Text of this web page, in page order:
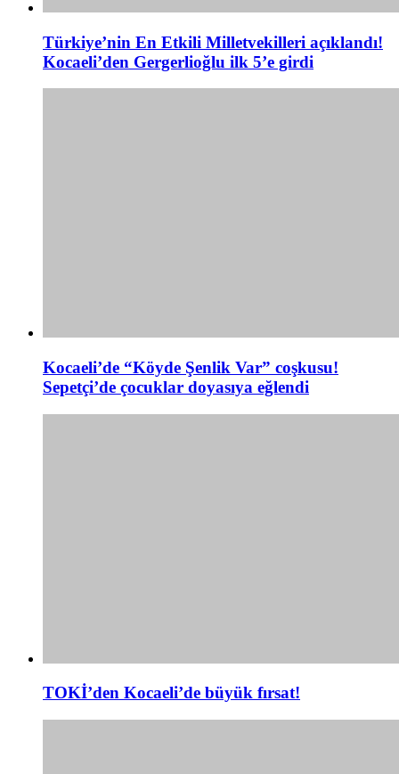
Türkiye’nin En Etkili Milletvekilleri açıklandı!
Kocaeli’den Gergerlioğlu ilk 5’e girdi
Kocaeli’de “Köyde Şenlik Var” coşkusu!
Sepetçi’de çocuklar doyasıya eğlendi
TOKİ’den Kocaeli’de büyük fırsat!